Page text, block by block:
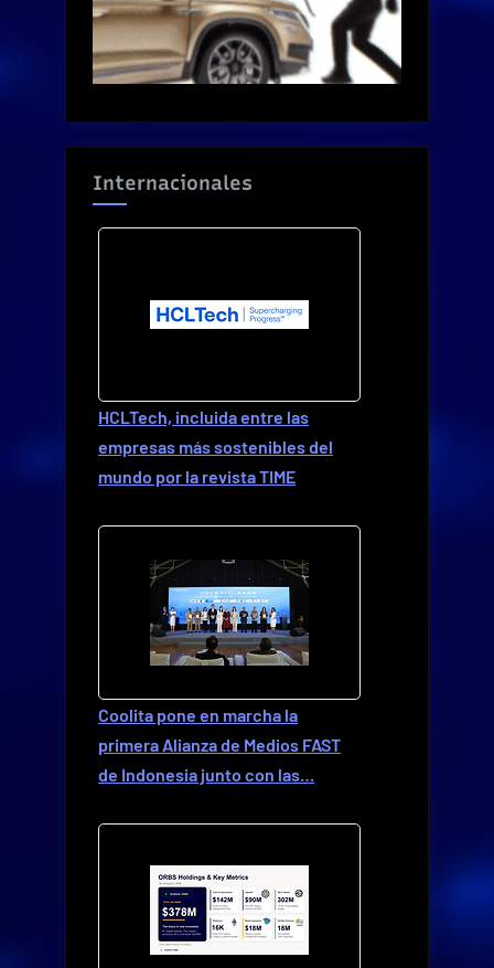
Internacionales
HCLTech, incluida entre las
empresas más sostenibles del
mundo por la revista TIME
Coolita pone en marcha la
primera Alianza de Medios FAST
de Indonesia junto con las…